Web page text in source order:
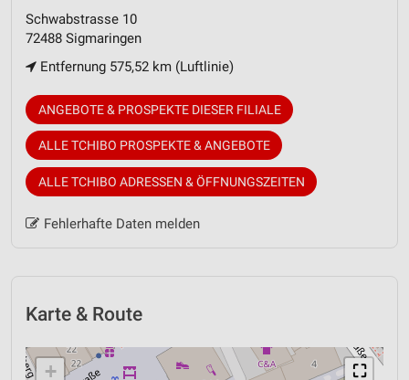
Schwabstrasse 10
72488 Sigmaringen
Entfernung 575,52 km (Luftlinie)
ANGEBOTE & PROSPEKTE DIESER FILIALE
ALLE TCHIBO PROSPEKTE & ANGEBOTE
ALLE TCHIBO ADRESSEN & ÖFFNUNGSZEITEN
Fehlerhafte Daten melden
Karte & Route
⛶
+